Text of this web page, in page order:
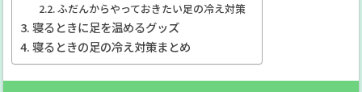
ふだんからやっておきたい足の冷え対策
寝るときに足を温めるグッズ
寝るときの足の冷え対策まとめ